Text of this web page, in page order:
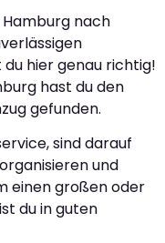
nach
hier genau richtig!
hast du den
gefunden.
sind darauf
und
einen großen oder
du in guten